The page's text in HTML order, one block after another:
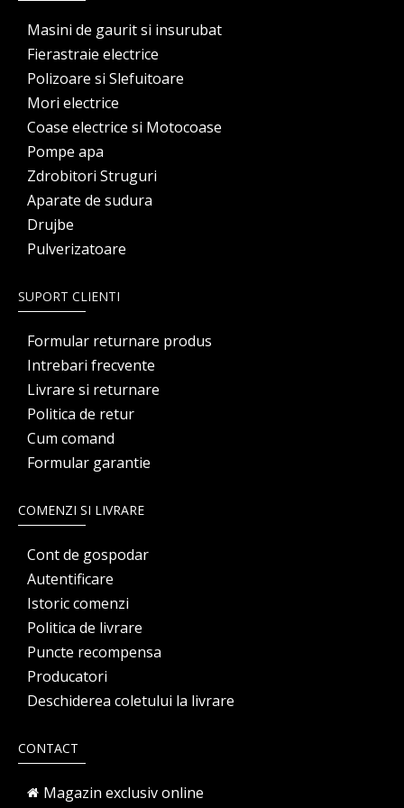
Masini de gaurit si insurubat
Fierastraie electrice
Polizoare si Slefuitoare
Mori electrice
Coase electrice si Motocoase
Pompe apa
Zdrobitori Struguri
Aparate de sudura
Drujbe
Pulverizatoare
SUPORT CLIENTI
Formular returnare produs
Intrebari frecvente
Livrare si returnare
Politica de retur
Cum comand
Formular garantie
COMENZI SI LIVRARE
Cont de gospodar
Autentificare
Istoric comenzi
Politica de livrare
Puncte recompensa
Producatori
Deschiderea coletului la livrare
CONTACT
Magazin exclusiv online